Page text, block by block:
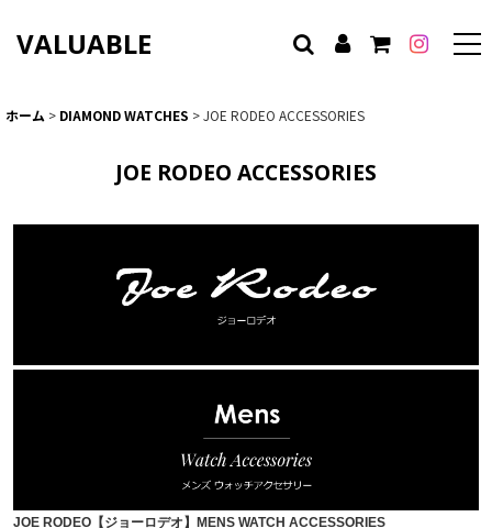
VALUABLE
ホーム > DIAMOND WATCHES >JOE RODEO ACCESSORIES
JOE RODEO ACCESSORIES
JOE RODEO【ジョーロデオ】MENS WATCH ACCESSORIES